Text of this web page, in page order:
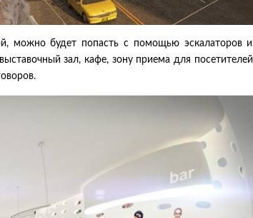
можно будет попасть с помощью эскалаторов и
зал, кафе, зону приема для посетителей